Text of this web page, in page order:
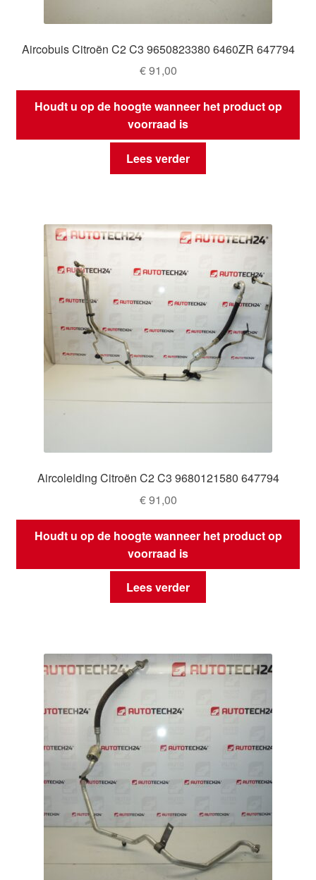
Aircobuis Citroën C2 C3 9650823380 6460ZR 647794
€91,00
Houdt u op de hoogte wanneer het product op
voorraad is
Lees verder
Aircoleiding Citroën C2 C3 9680121580 647794
€91,00
Houdt u op de hoogte wanneer het product op
voorraad is
Lees verder